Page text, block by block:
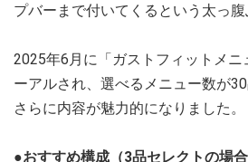
プバーまで付いてくるという太っ腹
2025年6月に「ガストフィットメニ
ーアルされ、選べるメニュー数が30
さらに内容が魅力的になりました。
●おすすめ構成（3品セレクトの場合